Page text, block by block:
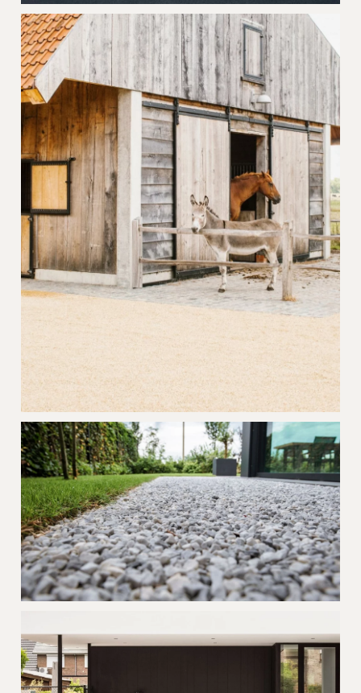
Project Grindgazon Brugge
Project Jura Damme
Project Nevada Oostduinkerke